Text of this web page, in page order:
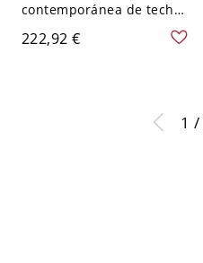
contemporánea de techo,
plafón cuadrado de
aluminio en capas para
222,92 €
1 /